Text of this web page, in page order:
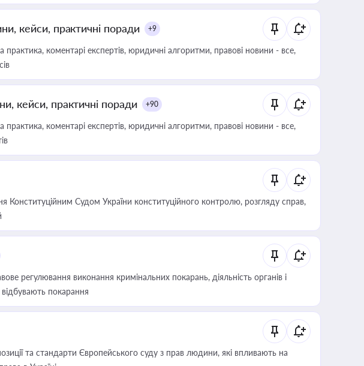
кейси, практичні поради +9
коментарі експертів, юридичні алгоритми, правові новини - все,
кейси, практичні поради +90
коментарі експертів, юридичні алгоритми, правові новини - все,
Конституційним Судом України конституційного контролю, розгляду справ,
регулювання виконання кримінальних покарань, діяльність органів і
покарання
та стандарти Європейського суду з прав людини, які впливають на